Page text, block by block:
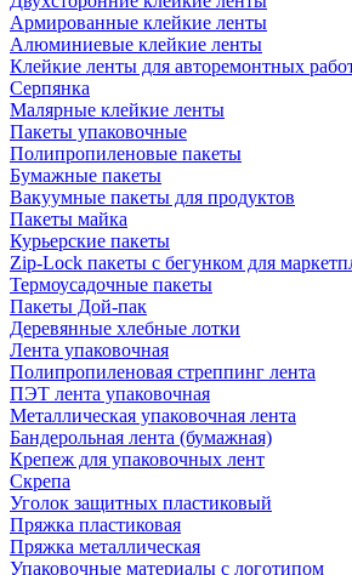
Армированные клейкие ленты
Алюминиевые клейкие ленты
Клейкие ленты для авторемонтных
Серпянка
Малярные клейкие ленты
Пакеты упаковочные
Полипропиленовые пакеты
Бумажные пакеты
Вакуумные пакеты для продуктов
Пакеты майка
Курьерские пакеты
Zip-Lock пакеты с бегунком для
Термоусадочные пакеты
Пакеты Дой-пак
Деревянные хлебные лотки
Лента упаковочная
Полипропиленовая стреппинг лента
ПЭТ лента упаковочная
Металлическая упаковочная лента
Бандерольная лента (бумажная)
Крепеж для упаковочных лент
Скрепа
Уголок защитных пластиковый
Пряжка пластиковая
Пряжка металлическая
Упаковочные материалы с логотипом